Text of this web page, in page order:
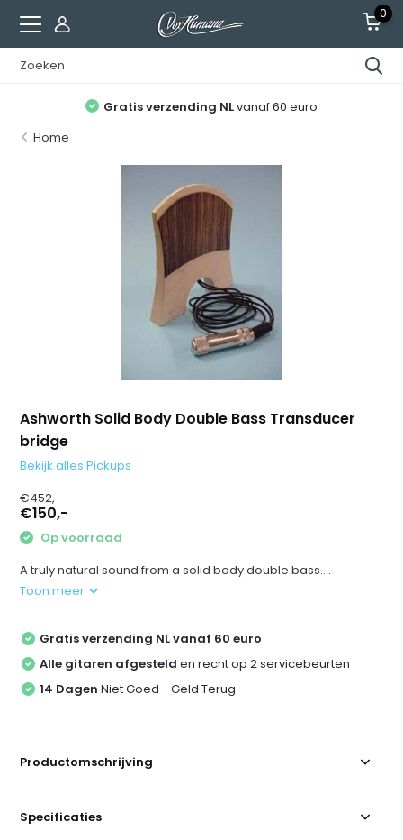
0
Gratis verzending NLvanaf 60 euro
Home
Ashworth Solid Body Double Bass Transducer
bridge
Bekijk alles Pickups
€452,-
€150,-
Op voorraad
A truly natural sound from a solid body double bass....
Toon meer
Gratis verzending NL vanaf 60 euro
Alle gitaren afgesteld en recht op 2 servicebeurten
14 Dagen Niet Goed - Geld Terug
Productomschrijving
Specificaties